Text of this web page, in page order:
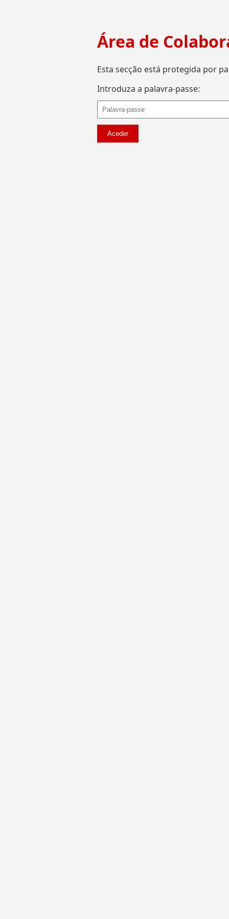
Área de
Esta secção está protegida por
Introduza a palavra-passe:
Aceder